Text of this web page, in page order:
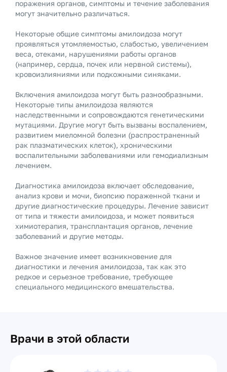
поражения органов, симптомы и течение заболевания
могут значительно различаться.
Некоторые общие симптомы амилоидоза могут
проявляться утомляемостью, слабостью, увеличением
веса, отеками, нарушениями работы органов
(например, сердца, почек или нервной системы),
кровоизлияниями или подкожными синяками.
Включения амилоидоза могут быть разнообразными.
Некоторые типы амилоидоза являются
наследственными и сопровождаются генетическими
мутациями. Другие могут быть вызваны воспалением,
развитием миеломной болезни (распространенный
рак плазматических клеток), хроническими
воспалительными заболеваниями или гемодиализным
лечением.
Диагностика амилоидоза включает обследование,
анализ крови и мочи, биопсию пораженной ткани и
другие диагностические процедуры. Лечение зависит
от типа и тяжести амилоидоза, и может появиться
химиотерапия, трансплантация органов, лечение
заболеваний и другие методы.
Важное значение имеет возникновение для
диагностики и лечения амилоидоза, так как это
редкое и серьезное требование, требующее
специального медицинского вмешательства.
Врачи в этой области